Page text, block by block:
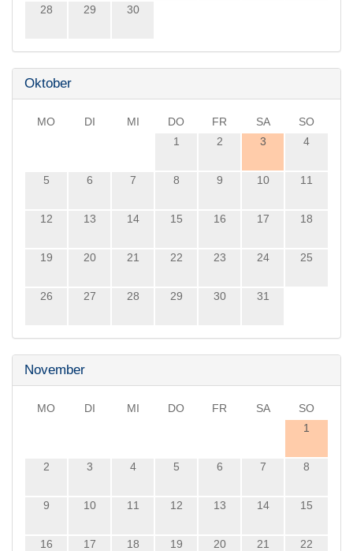
28 29 30
Oktober
MO DI MI DO FR SA
SO
1
2 3 4
5 6 7 8 9 10 11
12 13 14 15 16 17 18
19 20 21 22 23 24 25
26 27 28 29 30 31
November
MO DI MI DO FR SA
SO
1
2 3 4 5 6 7 8
9 10 11 12 13 14 15
16 17 18 19 20 21 22